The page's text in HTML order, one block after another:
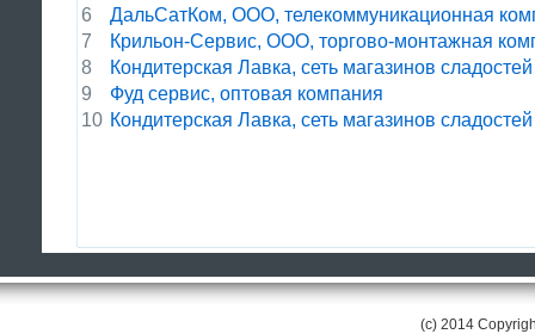
6
ДальСатКом, ООО, телекоммуникационная
7
Крильон-Сервис, ООО, торгово-монтажная
8
Кондитерская Лавка, сеть магазинов
9
Фуд сервис, оптовая компания
10 Кондитерская Лавка, сеть магазинов
(c) 2014